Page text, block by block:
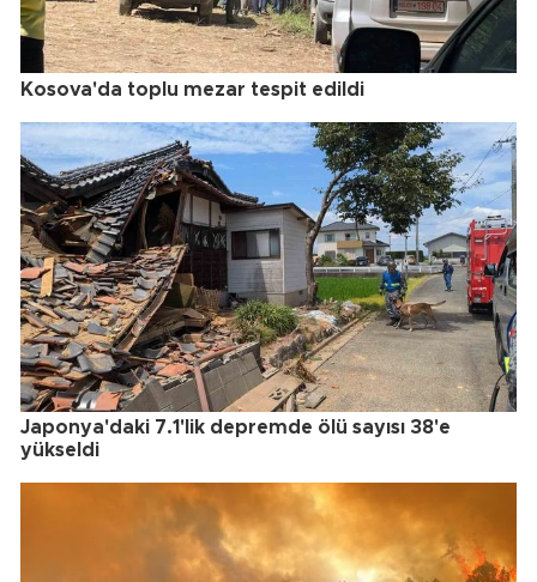
Kosova'da toplu mezar tespit edildi
Japonya'daki 7.1'lik depremde ölü sayısı 38'e
yükseldi